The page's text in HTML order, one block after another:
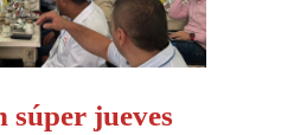
súper jueves